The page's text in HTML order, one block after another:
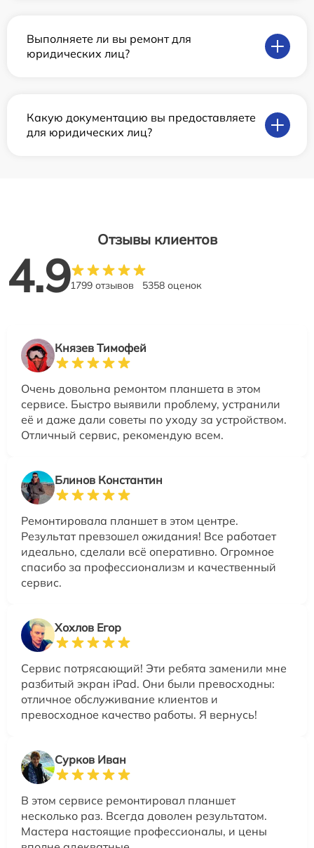
Выполняете ли вы ремонт для
юридических лиц?
Какую документацию вы предоставляете
для юридических лиц?
Отзывы клиентов
4.91799 отзывов 5358 оценок
Князев Тимофей
Очень довольна ремонтом планшета в этом
сервисе. Быстро выявили проблему, устранили
её и даже дали советы по уходу за устройством.
Отличный сервис, рекомендую всем.
Блинов Константин
Ремонтировала планшет в этом центре.
Результат превзошел ожидания! Все работает
идеально, сделали всё оперативно. Огромное
спасибо за профессионализм и качественный
сервис.
Хохлов Егор
Сервис потрясающий! Эти ребята заменили мне
разбитый экран iPad. Они были превосходны:
отличное обслуживание клиентов и
превосходное качество работы. Я вернусь!
Сурков Иван
В этом сервисе ремонтировал планшет
несколько раз. Всегда доволен результатом.
Мастера настоящие профессионалы, и цены